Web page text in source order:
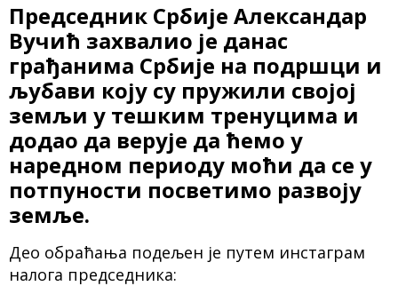
Председник Србије Александар
Вучић захвалио је данас
грађанима Србије на подршци и
љубави коју су пружили својој
земљи у тешким тренуцима и
додао да верује да ћемо у
наредном периоду моћи да се у
потпуности посветимо развоју
земље.
Део обраћања подељен је путем инстаграм
налога председника: